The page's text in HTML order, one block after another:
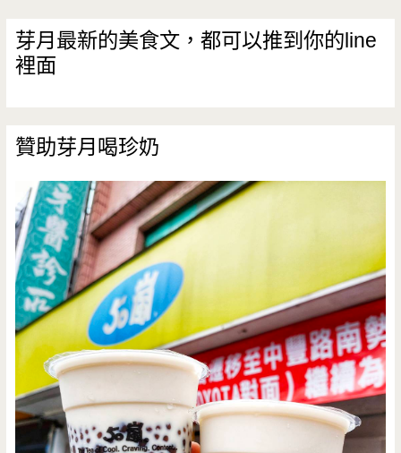
芽月最新的美食文，都可以推到你的line
裡面
贊助芽月喝珍奶